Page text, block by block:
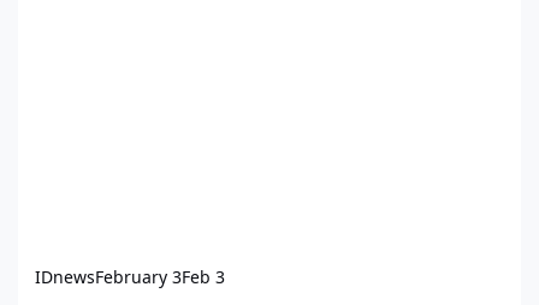
IDnewsFebruary 3Feb 3